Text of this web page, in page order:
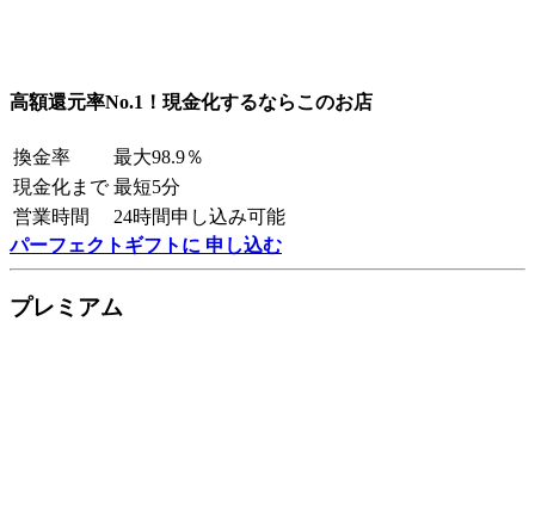
高額還元率No.1！現金化するならこのお店
換金率
最大98.9％
現金化まで 最短5分
営業時間
24時間申し込み可能
パーフェクトギフトに 申し込む
プレミアム